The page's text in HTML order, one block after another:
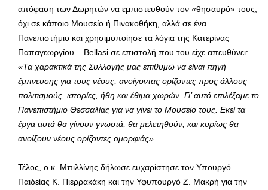
απόφαση των Δωρητών να εμπιστευθούν τον «θησαυρό» τους,
όχι σε κάποιο Μουσείο ή Πινακοθήκη, αλλά σε ένα
Πανεπιστήμιο και χρησιμοποίησε τα λόγια της Κατερίνας
Παπαγεωργίου – Bellasi σε επιστολή που του είχε απευθύνει:
«Τα χαρακτικά της Συλλογής μας επιθυμώ να είναι πηγή
έμπνευσης για τους νέους, ανοίγοντας ορίζοντες προς άλλους
πολιτισμούς, ιστορίες, ήθη και έθιμα χωρών. Γι’ αυτό επιλέξαμε το
Πανεπιστήμιο Θεσσαλίας για να γίνει το Μουσείο τους. Εκεί τα
έργα αυτά θα γίνουν γνωστά, θα μελετηθούν, και κυρίως θα
ανοίξουν νέους ορίζοντες ομορφιάς»
Τέλος, ο κ. Μπιλλίνης δήλωσε ευχαρίστησε τον Υπουργό
Παιδείας Κ. Πιερρακάκη και την Υφυπουργό Ζ. Μακρή για την